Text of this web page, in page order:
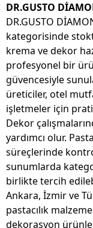
DR.GUSTO
DR.GUSTO
kategorisinde
krema ve dekor
profesyonel bir
güvencesiyle
üreticiler, otel
işletmeler için
Dekor
yardımcı olur.
süreçlerinde
sunumlarda
birlikte tercih
Ankara, İzmir ve
pastacılık
dekorasyon